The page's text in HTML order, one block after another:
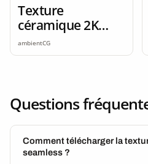
Texture
céramique 2K
seamless
ambientCG
Questions
Comment télécharger la
seamless ?